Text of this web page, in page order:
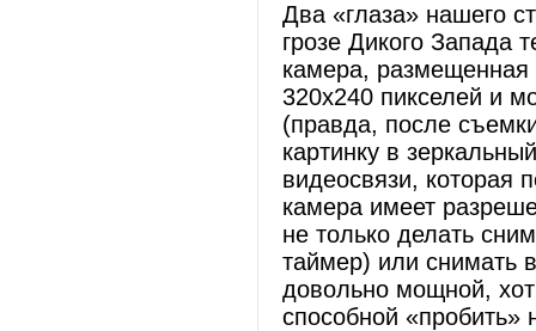
Два «глаза» нашего
грозе Дикого Запада
камера,
320х240 пикселей и
(правда, после
картинку в
видеосвязи, которая
камера имеет
не только делать
таймер) или снимать
довольно мощной,
способной «пробить»